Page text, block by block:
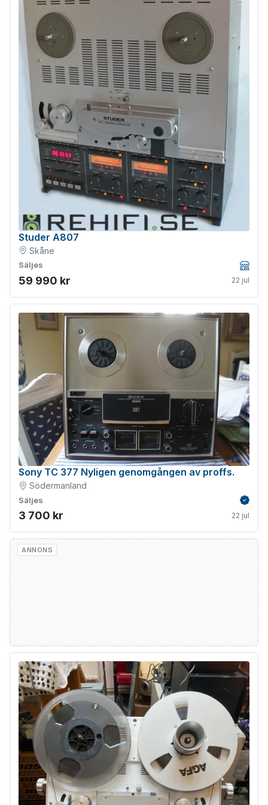
Studer A807
Skåne
Säljes
59 990 kr 22 jul
Sony TC 377 Nyligen genomgången av proffs.
Södermanland
Säljes
3 700 kr 22 jul